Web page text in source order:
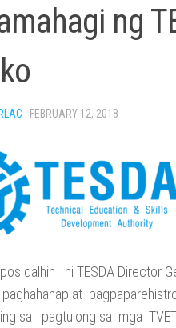
ng
· FEBRUARY 12, 2018
dalhin ni TESDA Director
at
sa pagtulong sa mga